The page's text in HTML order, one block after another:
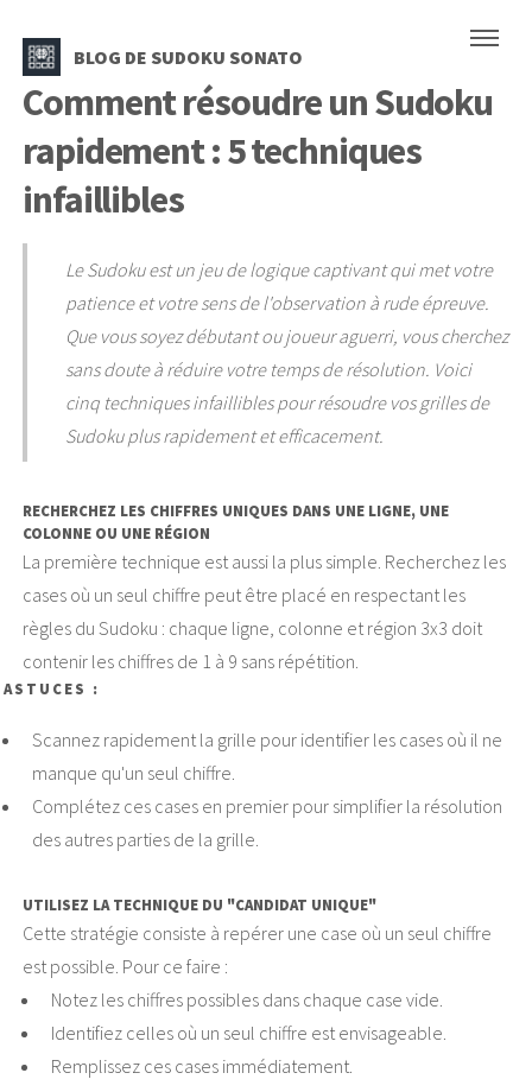
BLOG DE SUDOKU SONATO
Comment résoudre un Sudoku
rapidement : 5 techniques
infaillibles
Le Sudoku est un jeu de logique captivant qui met votre
patience et votre sens de l'observation à rude épreuve.
Que vous soyez débutant ou joueur aguerri, vous cherchez
sans doute à réduire votre temps de résolution. Voici
cinq techniques infaillibles pour résoudre vos grilles de
Sudoku plus rapidement et efficacement.
RECHERCHEZ LES CHIFFRES UNIQUES DANS UNE LIGNE, UNE
COLONNE OU UNE RÉGION
La première technique est aussi la plus simple. Recherchez les
cases où un seul chiffre peut être placé en respectant les
règles du Sudoku : chaque ligne, colonne et région 3x3 doit
contenir les chiffres de 1 à 9 sans répétition.
ASTUCES :
Scannez rapidement la grille pour identifier les cases où il ne
manque qu'un seul chiffre.
Complétez ces cases en premier pour simplifier la résolution
des autres parties de la grille.
UTILISEZ LA TECHNIQUE DU "CANDIDAT UNIQUE"
Cette stratégie consiste à repérer une case où un seul chiffre
est possible. Pour ce faire :
Notez les chiffres possibles dans chaque case vide.
Identifiez celles où un seul chiffre est envisageable.
Remplissez ces cases immédiatement.